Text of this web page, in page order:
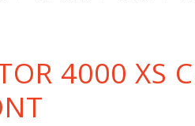
4000 XS